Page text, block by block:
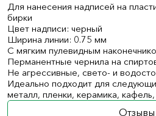
Для нанесения надписей на
бирки
Цвет надписи: черный
Ширина линии: 0.75 мм
С мягким пулевидным
Перманентные чернила на
Не агрессивные, свето- и
Идеально подходит для
металл, пленки, керамика,
Отзывы